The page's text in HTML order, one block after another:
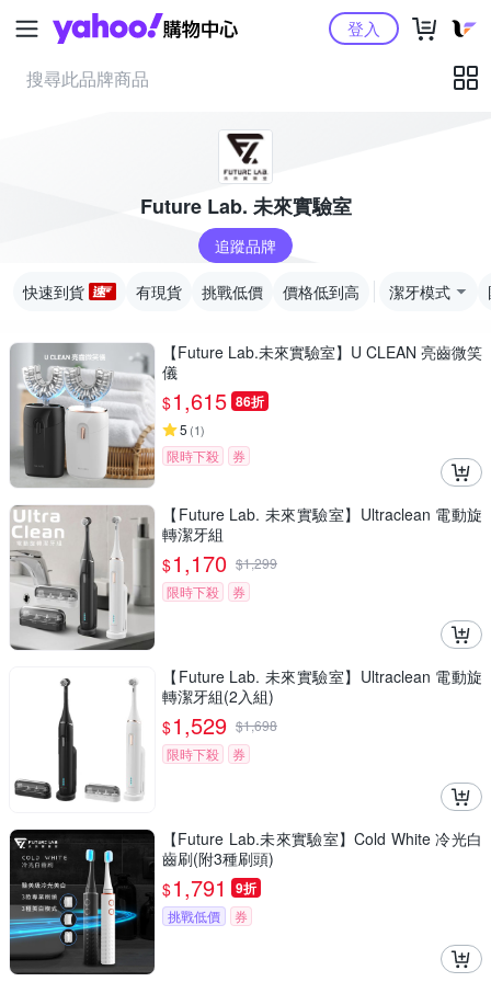
Yahoo購物中心登入
Future Lab. 未來實驗室
追蹤品牌
快速到貨 有現貨 挑戰低價 價格低到高 潔牙模式
【Future Lab.未來實驗室】U CLEAN 亮齒微笑
儀
$1,615 86折
5 (1)
限時下殺 券
【Future Lab. 未來實驗室】Ultraclean 電動旋
轉潔牙組
$1,170 $1,299
限時下殺
券
【Future Lab. 未來實驗室】Ultraclean 電動旋
轉潔牙組(2入組)
$1,529 $1,698
限時下殺
券
【Future Lab.未來實驗室】Cold White 冷光白
齒刷(附3種刷頭)
$1,791 9折
挑戰低價 券